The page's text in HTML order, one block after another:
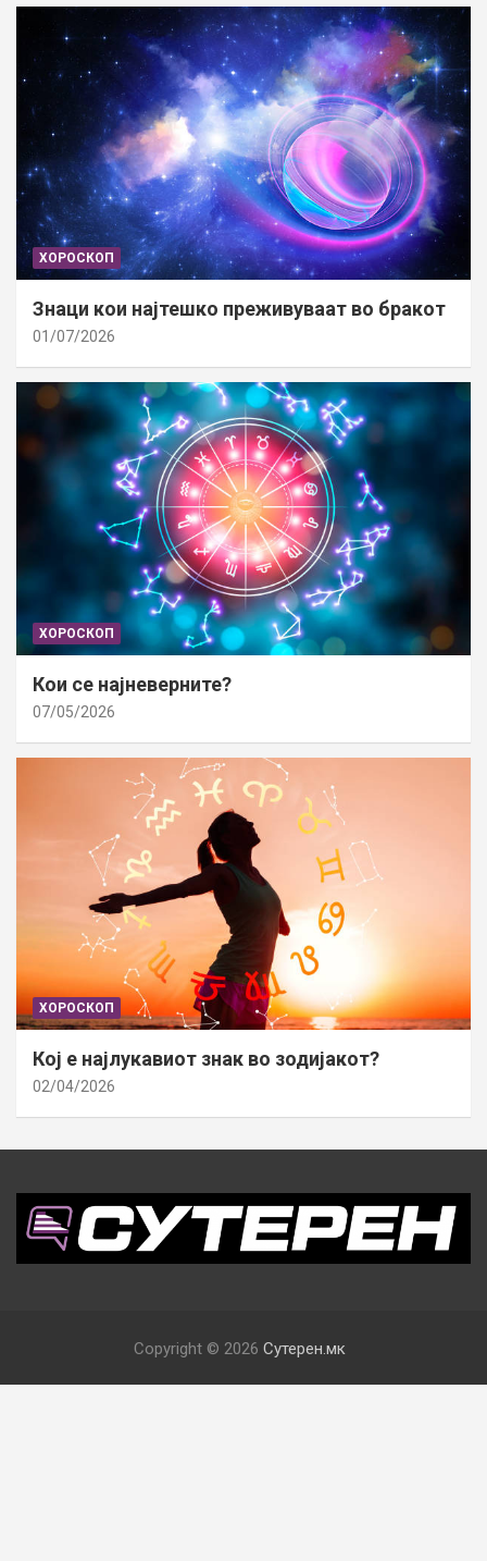
ХОРОСКОП
Знаци кои најтешко преживуваат во бракот
01/07/2026
ХОРОСКОП
Кои се најневерните?
07/05/2026
ХОРОСКОП
Кој е најлукавиот знак во зодијакот?
02/04/2026
Copyright © 2026 Сутерен.мк